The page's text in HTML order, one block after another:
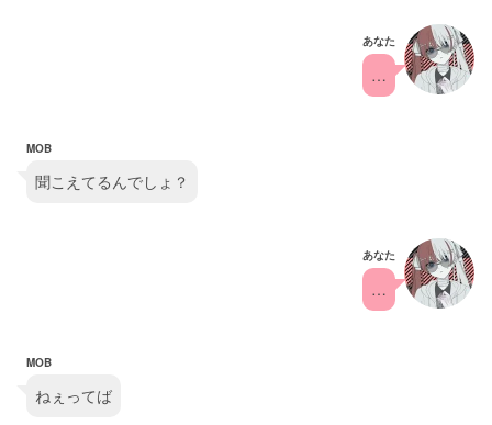
あなた
…
MOB
聞こえてるんでしょ？
あなた
…
MOB
ねぇってば